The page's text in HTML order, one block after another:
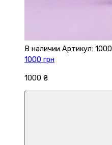
В наличии Артикул: 1000
1000 грн
1000 ₴